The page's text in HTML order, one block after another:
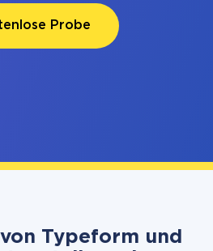
Probe
Typeform und